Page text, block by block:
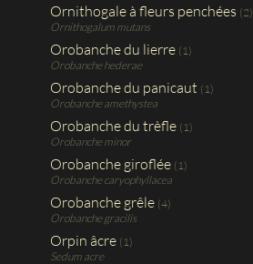
Ornithogale à fleurs penchées (2)
Ornithogalum mutans
Orobanche du lierre (1)
Orobanche hederae
Orobanche du panicaut (1)
Orobanche amethystea
Orobanche du trèfle (1)
Orobanche minor
Orobanche giroflée (1)
Orobanche caryophyllacea
Orobanche grêle (4)
Orobanche gracilis
Orpin âcre (1)
Sedum acre